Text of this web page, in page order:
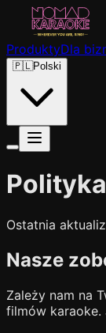
ProduktyDla
🇵🇱Polski
Ostatnia
Nasze
Zależy nam na
filmów karaoke.